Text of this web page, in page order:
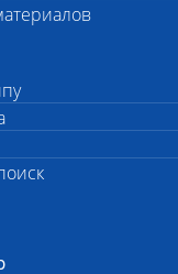
от
с
необходимы